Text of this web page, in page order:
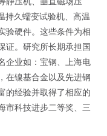
持久蠕变试验机、高温
验硬件。这些条件为相
证。研究所长期承担国
企业如：宝钢、上海电
在镍基合金以及先进钢
的经验并取得了相应的
市科技进步二等奖、三